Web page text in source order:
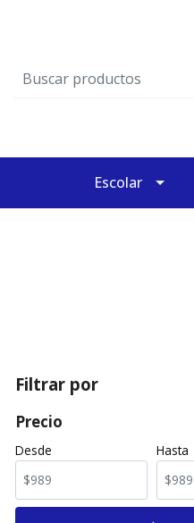
Escolar
Filtrar por
Precio
Desde Hasta